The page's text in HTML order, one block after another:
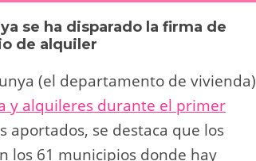
se ha disparado la firma de
de alquiler
(el departamento de vivienda)
y alquileres durante el primer
aportados, se destaca que los
los 61 municipios donde hay